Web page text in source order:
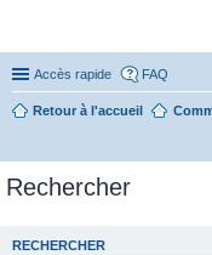
Accès rapide FAQ
Retour à l'accueil
Rechercher
RECHERCHER